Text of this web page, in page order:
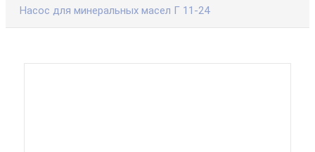
Насос для минеральных масел Г 11-24